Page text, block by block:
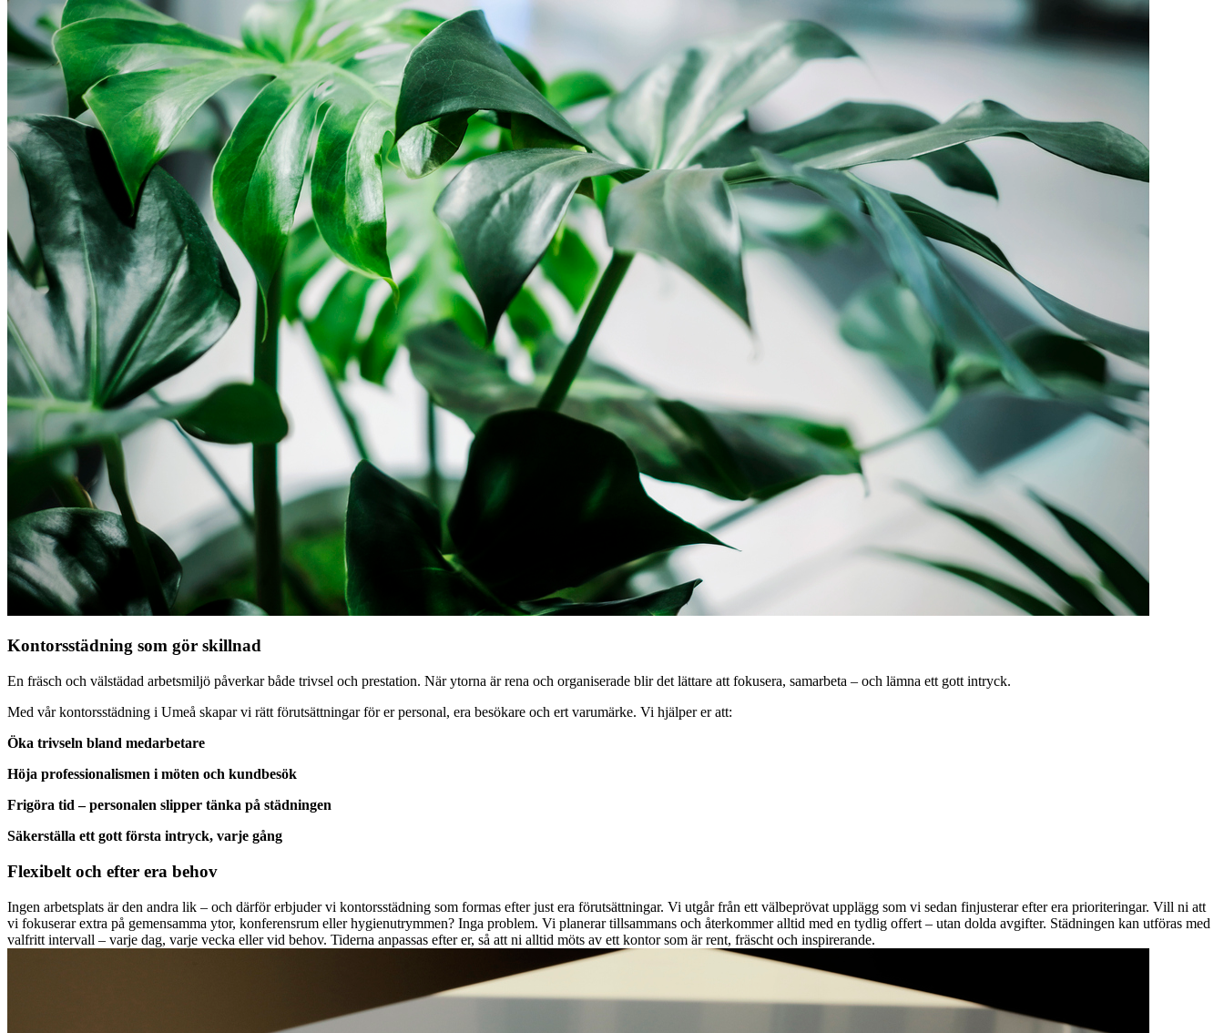
Kontorsstädning som gör skillnad
En fräsch och välstädad arbetsmiljö påverkar både trivsel och prestation. När ytorna är rena och organiserade blir det lättare att fokusera, samarbeta – och lämna ett gott intryck.
Med vår kontorsstädning i Umeå skapar vi rätt förutsättningar för er personal, era besökare och ert varumärke. Vi hjälper er att:
Öka trivseln bland medarbetare
Höja professionalismen i möten och kundbesök
Frigöra tid – personalen slipper tänka på städningen
Säkerställa ett gott första intryck, varje gång
Flexibelt och efter era behov
Ingen arbetsplats är den andra lik – och därför erbjuder vi kontorsstädning som formas efter just era förutsättningar. Vi utgår från ett välbeprövat upplägg som vi sedan finjusterar efter era prioriteringar. Vill ni att
vi fokuserar extra på gemensamma ytor, konferensrum eller hygienutrymmen? Inga problem. Vi planerar tillsammans och återkommer alltid med en tydlig offert – utan dolda avgifter. Städningen kan utföras med
valfritt intervall – varje dag, varje vecka eller vid behov. Tiderna anpassas efter er, så att ni alltid möts av ett kontor som är rent, fräscht och inspirerande.